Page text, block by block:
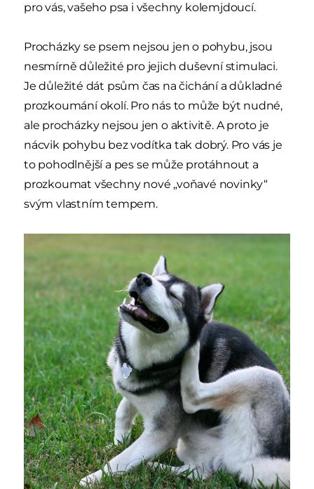
pro vás, vašeho psa i všechny kolemjdoucí.
Procházky se psem nejsou jen o pohybu, jsou
nesmírně důležité pro jejich duševní stimulaci.
Je důležité dát psům čas na čichání a důkladné
prozkoumání okolí. Pro nás to může být nudné,
ale procházky nejsou jen o aktivitě. A proto je
nácvik pohybu bez vodítka tak dobrý. Pro vás je
to pohodlnější a pes se může protáhnout a
prozkoumat všechny nové „voňavé novinky“
svým vlastním tempem.